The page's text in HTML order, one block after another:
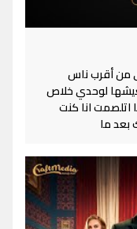
من أقرب ناس
لوحدي خلاص
اتلصمت انا كنت
بعد ما